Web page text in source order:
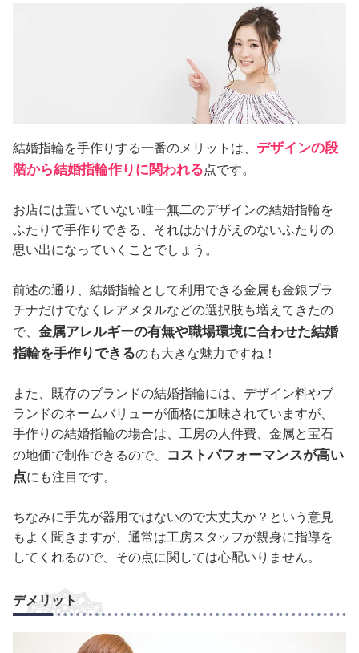
結婚指輪を手作りする一番のメリットは、 デザインの段
階から結婚指輪作りに関われる点です。
お店には置いていない唯一無二のデザインの結婚指輪を
ふたりで手作りできる、それはかけがえのないふたりの
思い出になっていくことでしょう。
前述の通り、結婚指輪として利用できる金属も金銀プラ
チナだけでなくレアメタルなどの選択肢も増えてきたの
で、金属アレルギーの有無や職場環境に合わせた結婚
指輪を手作りできるのも大きな魅力ですね！
また、既存のブランドの結婚指輪には、デザイン料やブ
ランドのネームバリューが価格に加味されていますが、
手作りの結婚指輪の場合は、工房の人件費、金属と宝石
の地価で制作できるので、 コストパフォーマンスが高い
点にも注目です。
ちなみに手先が器用ではないので大丈夫か？という意見
もよく聞きますが、通常は工房スタッフが親身に指導を
してくれるので、その点に関しては心配いりません。
デメリット